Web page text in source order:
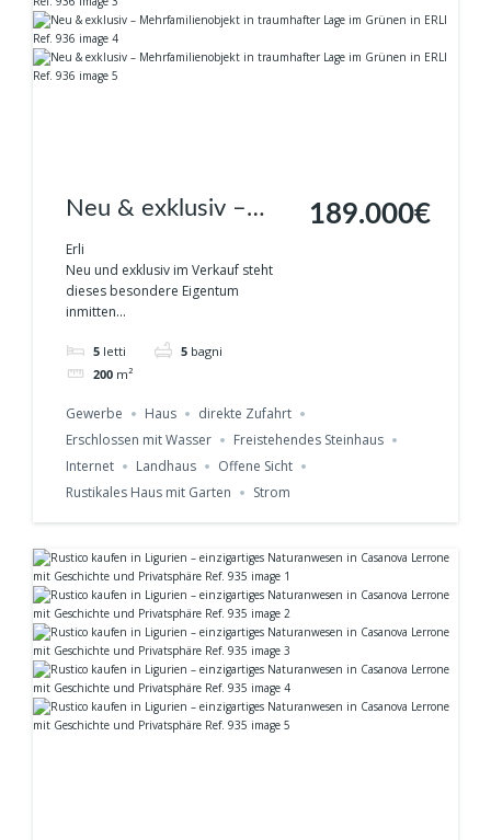
Neu & exklusiv –
Mehrfamilienobjekt in
traumhafter Lage im
Grünen in ERLI Ref.
936
Erli
Neu und exklusiv im Verkauf steht
dieses besondere Eigentum
inmitten...
5 letti 5 bagni
200 m²
189.000€
Gewerbe Haus
direkte Zufahrt
Erschlossen mit Wasser
Freistehendes Steinhaus
Internet
Landhaus
Offene Sicht
Rustikales Haus mit Garten
Strom